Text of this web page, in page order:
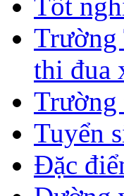
Tốt
Trường
thi đua
Trường
Tuyển
Đặc